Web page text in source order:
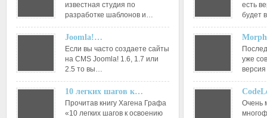
известная студия по
разработке шаблонов и…
Joomla!…
Если вы часто создаете сайты
на CMS Joomla! 1.6, 1.7 или
2.5 то вы…
10 легких шагов к…
Прочитав книгу Хагена Графа
«10 легких шагов к освоению
есть
будет
уже
Очень